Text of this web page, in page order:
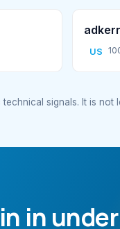
US
signals. It is not
in